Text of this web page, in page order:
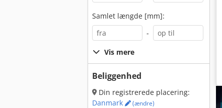
Samlet længde [mm]:
-
Vis mere
Beliggenhed
Din registrerede placering:
Danmark
(ændre)